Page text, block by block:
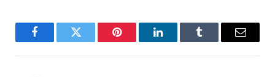
FacebookTwitter Pinterest LinkedInTumblr Email